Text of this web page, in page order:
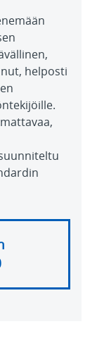
helposti